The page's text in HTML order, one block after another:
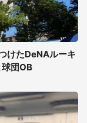
けたDeNAルーキ
団OB